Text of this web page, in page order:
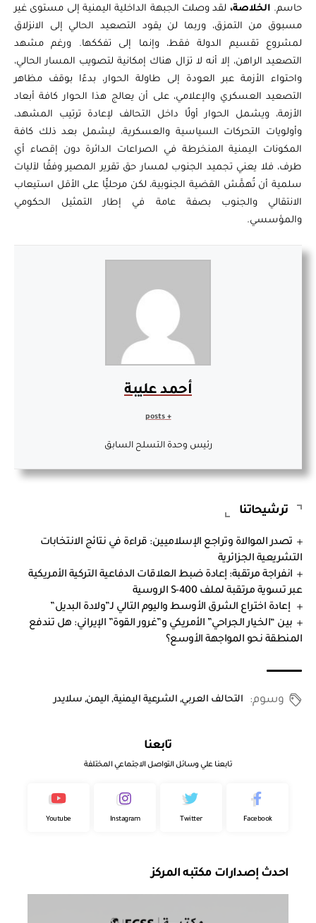
حاسم.الخلاصة،لقد وصلت الجبهة الداخلية اليمنية إلى مستوى غير
مسبوق من التمزق، وربما لن يقود التصعيد الحالي إلى الانزلاق
لمشروع تقسيم الدولة فقط، وإنما إلى تفككها. ورغم مشهد
التصعيد الراهن، إلا أنه لا تزال هناك إمكانية لتصويب المسار الحالي،
واحتواء الأزمة عبر العودة إلى طاولة الحوار، بدءًا بوقف مظاهر
التصعيد العسكري والإعلامي، على أن يعالج هذا الحوار كافة أبعاد
الأزمة، ويشمل الحوار أولًا داخل التحالف لإعادة ترتيب المشهد،
وأولويات التحركات السياسية والعسكرية، ليشمل بعد ذلك كافة
المكونات اليمنية المنخرطة في الصراعات الدائرة دون إقصاء أي
طرف، فلا يعني تجميد الجنوب لمسار حق تقرير المصير وفقًا لآليات
سلمية أن تُهمَّش القضية الجنوبية، لكن مرحليًّا على الأقل استيعاب
الانتقالي والجنوب بصفة عامة في إطار التمثيل الحكومي
والمؤسسي.
أحمد عليبة
رئيس وحدة التسلح السابق
ترشيحاتنا
تصدر الموالاة وتراجع الإسلاميين: قراءة في نتائج الانتخابات
التشريعية الجزائرية
انفراجة مرتقبة: إعادة ضبط العلاقات الدفاعية التركية الأمريكية
عبر تسوية مرتقبة لملف S-400 الروسية
إعادة اختراع الشرق الأوسط واليوم التالي لـ”ولادة البديل”
بين “الخيار الجراحي” الأمريكي و”غرور القوة” الإيراني: هل تندفع
المنطقة نحو المواجهة الأوسع؟
وسوم: التحالف العربي,الشرعية اليمنية,اليمن,سلايدر
تابعنا
تابعنا علي وسائل التواصل الاجتماعي المختلفة
Facebook
Twitter
Instagram
Youtube
احدث إصدارات مكتبه المركز